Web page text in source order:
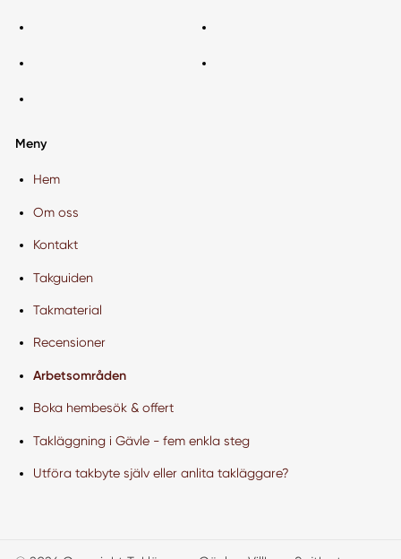
Meny
Hem
Om oss
Kontakt
Takguiden
Takmaterial
Recensioner
Arbetsområden
Boka hembesök & offert
Takläggning i Gävle - fem enkla steg
Utföra takbyte själv eller anlita takläggare?